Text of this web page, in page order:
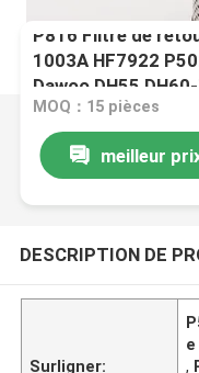
P816 Filtre de
1003A HF7922
Dawoo DH55
MOQ：15 pièces
meilleur
DESCRIPTION DE
Surligner:
e
,